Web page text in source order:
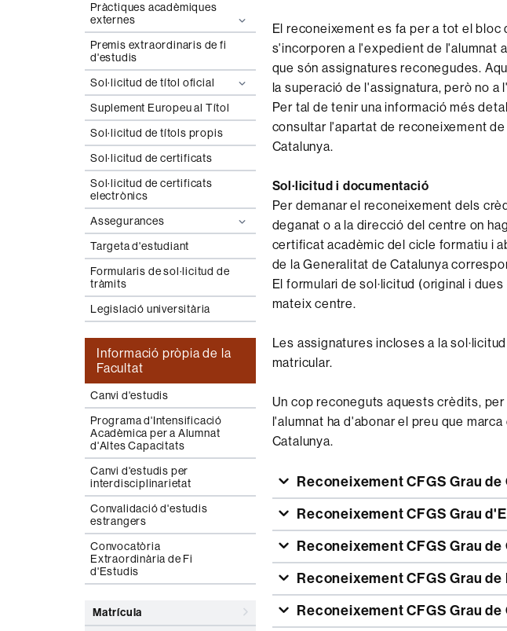
Pràctiques acadèmiques
externes
Premis extraordinaris de fi
d'estudis
Sol·licitud de títol oficial
Suplement Europeu al Títol
Sol·licitud de títols propis
Sol·licitud de certificats
Sol·licitud de certificats
electrònics
Assegurances
Targeta d'estudiant
Formularis de sol·licitud de
tràmits
Legislació universitària
Informació pròpia de la
Facultat
Canvi d'estudis
Programa d'Intensificació
Acadèmica per a Alumnat
d'Altes Capacitats
Canvi d'estudis per
interdisciplinarietat
Convalidació d'estudis
estrangers
Convocatòria
Extraordinària de Fi
d'Estudis
Matrícula
El reconeixement es fa per a tot el
s'incorporen a l'expedient de l'alumnat
que són assignatures reconegudes.
la superació de l'assignatura, però no
Per tal de tenir una informació més
consultar l'apartat de reconeixement
Catalunya.
Sol·licitud i documentació
Per demanar el reconeixement dels
deganat o a la direcció del centre on
certificat acadèmic del cicle formatiu i
de la Generalitat de Catalunya
El formulari de sol·licitud (original i
mateix centre.
Les assignatures incloses a la
matricular.
Un cop reconeguts aquests crèdits,
l'alumnat ha d'abonar el preu que
Catalunya.
Reconeixement CFGS Grau
Reconeixement CFGS Grau
Reconeixement CFGS Grau de
Reconeixement CFGS Grau de